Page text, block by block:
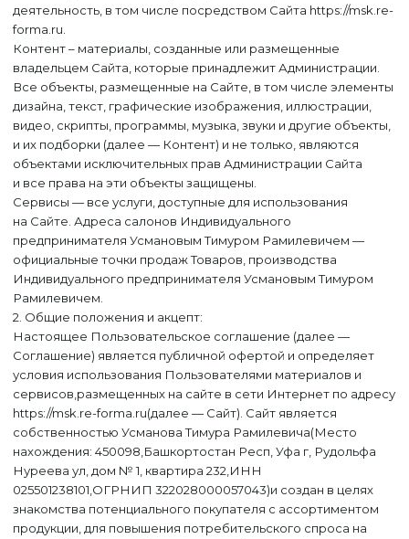
деятельность, в том числе посредством Сайта https://msk.re-
forma.ru.
Контент – материалы, созданные или размещенные
владельцем Сайта, которые принадлежит Администрации.
Все объекты, размещенные на Сайте, в том числе элементы
дизайна, текст, графические изображения, иллюстрации,
видео, скрипты, программы, музыка, звуки и другие объекты,
и их подборки (далее — Контент) и не только, являются
объектами исключительных прав Администрации Сайта
и все права на эти объекты защищены.
Сервисы — все услуги, доступные для использования
на Сайте. Адреса салонов Индивидуального
предпринимателя Усмановым Тимуром Рамилевичем —
официальные точки продаж Товаров, производства
Индивидуального предпринимателя Усмановым Тимуром
Рамилевичем.
2. Общие положения и акцепт:
Настоящее Пользовательское соглашение (далее —
Соглашение) является публичной офертой и определяет
условия использования Пользователями материалов и
сервисов,размещенных на сайте в сети Интернет по адресу
https://msk.re-forma.ru(далее — Сайт). Сайт является
собственностью Усманова Тимура Рамилевича(Место
нахождения: 450098,Башкортостан Респ, Уфа г, Рудольфа
Нуреева ул, дом № 1, квартира 232,ИНН
025501238101,ОГРНИП 322028000057043)и создан в целях
знакомства потенциального покупателя с ассортиментом
продукции, для повышения потребительского спроса на